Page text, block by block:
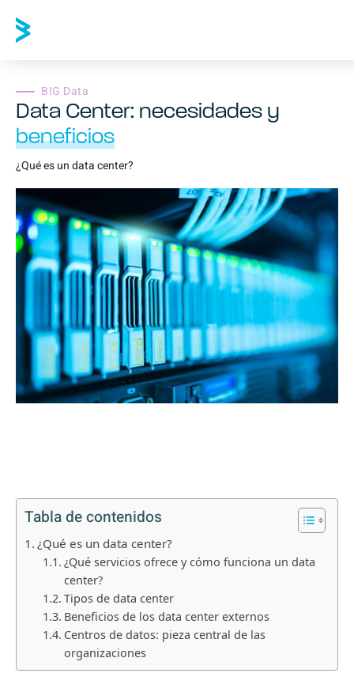
BIG Data
Data Center: necesidades y
beneficios
¿Qué es un data center?
Tabla de contenidos
¿Qué es un data center?
¿Qué servicios ofrece y cómo funciona un data
center?
Tipos de data center
Beneficios de los data center externos
Centros de datos: pieza central de las
organizaciones